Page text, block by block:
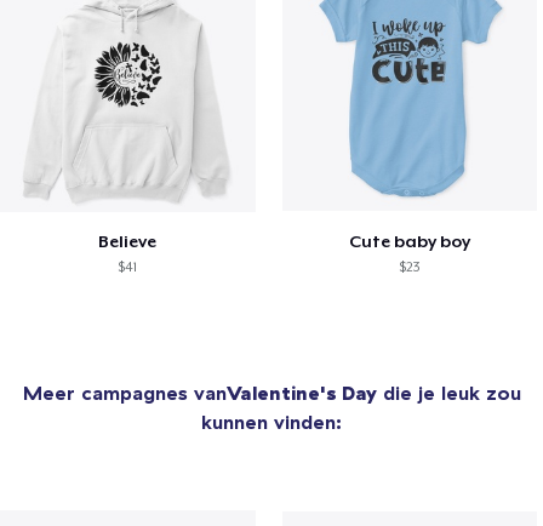
Believe
$41
Cute baby boy
$23
Meer campagnes vanValentine's Daydie je leuk zou
kunnen vinden: